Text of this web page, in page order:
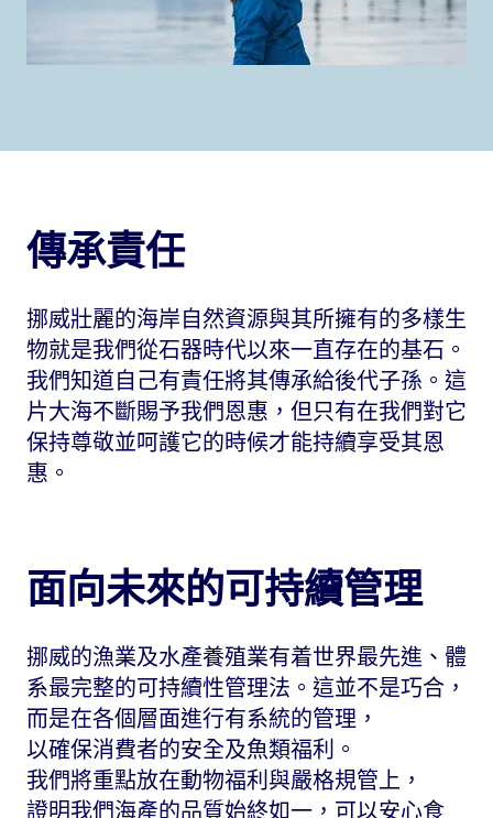
傳承責任
挪威壯麗的海岸自然資源與其所擁有的多樣生
物就是我們從石器時代以來一直存在的基石。
我們知道自己有責任將其傳承給後代子孫。這
片大海不斷賜予我們恩惠，但只有在我們對它
保持尊敬並呵護它的時候才能持續享受其恩
惠。
面向未來的可持續管理
挪威的漁業及水產養殖業有着世界最先進、體
系最完整的可持續性管理法。這並不是巧合，
而是在各個層面進行有系統的管理，
以確保消費者的安全及魚類福利。
我們將重點放在動物福利與嚴格規管上，
證明我們海產的品質始終如一，可以安心食